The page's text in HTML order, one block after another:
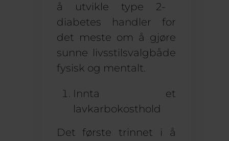
å utvikle type 2-
diabetes handler for
det meste om å gjøre
sunne livsstilsvalgbåde
fysisk og mentalt.
Innta et
lavkarbokosthold
Det første trinnet i å